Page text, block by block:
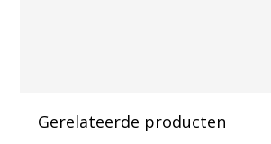
Gerelateerde producten